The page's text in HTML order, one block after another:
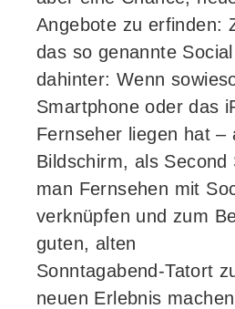
Angebote zu erfinden:
das so genannte
dahinter: Wenn
Smartphone oder das
Fernseher liegen hat –
Bildschirm, als Second
man Fernsehen mit
verknüpfen und zum
guten, alten
Sonntagabend-Tatort
neuen Erlebnis